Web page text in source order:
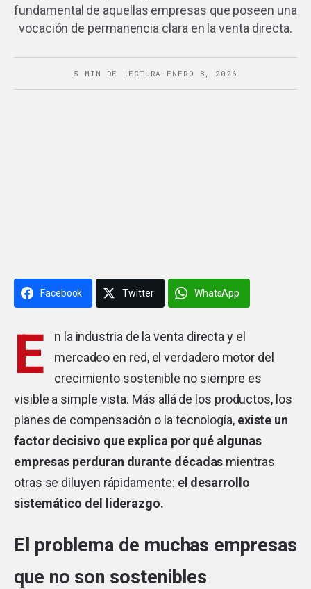
fundamental de aquellas empresas que poseen una
vocación de permanencia clara en la venta directa.
5 MIN DE LECTURA · ENERO 8, 2026
Facebook Twitter WhatsApp
E
n la industria de la venta directa y el
mercadeo en red, el verdadero motor del
crecimiento sostenible no siempre es
visible a simple vista. Más allá de los productos, los
planes de compensación o la tecnología, existe un
factor decisivo que explica por qué algunas
empresas perduran durante décadas mientras
otras se diluyen rápidamente: el desarrollo
sistemático del liderazgo.
El problema de muchas empresas
que no son sostenibles